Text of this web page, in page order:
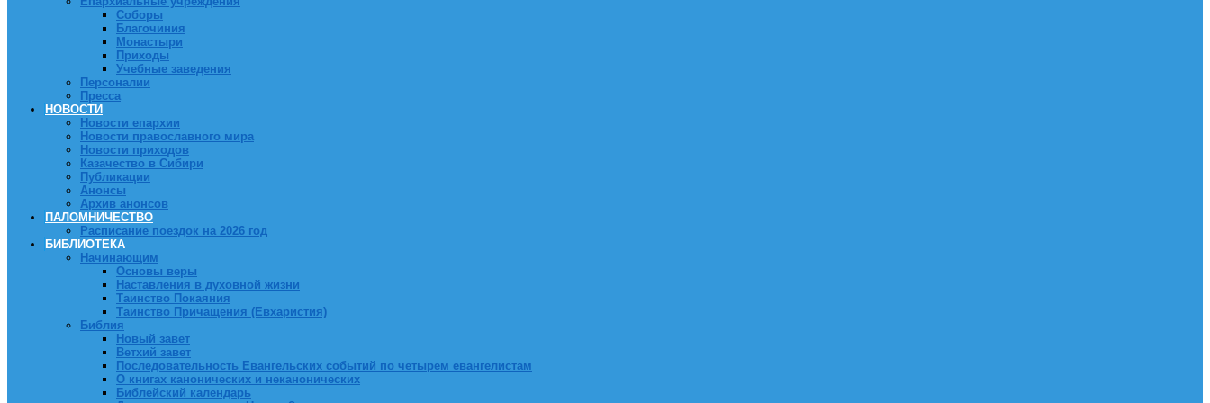
Соборы
Благочиния
Монастыри
Приходы
Учебные заведения
Персоналии
Пресса
НОВОСТИ
Новости епархии
Новости православного мира
Новости приходов
Казачество в Сибири
Публикации
Анонсы
Архив анонсов
ПАЛОМНИЧЕСТВО
Расписание поездок на 2026 год
БИБЛИОТЕКА
Начинающим
Основы веры
Наставления в духовной жизни
Таинство Покаяния
Таинство Причащения (Евхаристия)
Библия
Новый завет
Ветхий завет
Последовательность Евангельских событий по четырем евангелистам
О книгах канонических и неканонических
Библейский календарь